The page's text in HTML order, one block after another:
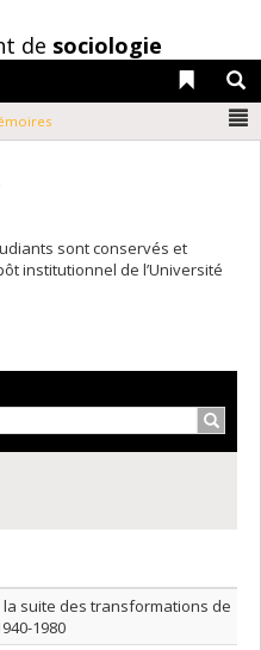
de sociologie
Liens
sont conservés et
institutionnel de l’Université
décroissant
suite des transformations de
1980